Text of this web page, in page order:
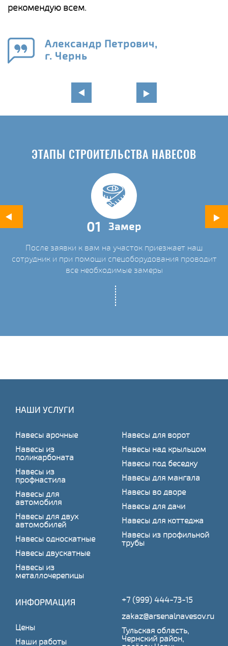
рекомендую всем.
Александр Петрович,
г. Чернь
ЭТАПЫ СТРОИТЕЛЬСТВА НАВЕСОВ
01 Замер
После заявки к вам на участок приезжает наш
сотрудник и при помощи спецоборудования проводит
все необходимые замеры
НАШИ УСЛУГИ
Навесы арочные
Навесы из
поликарбоната
Навесы из
профнастила
Навесы для
автомобиля
Навесы для двух
автомобилей
Навесы односкатные
Навесы двускатные
Навесы из
металлочерепицы
Навесы для ворот
Навесы над крыльцом
Навесы под беседку
Навесы для мангала
Навесы во дворе
Навесы для дачи
Навесы для коттеджа
Навесы из профильной
трубы
ИНФОРМАЦИЯ
Цены
Наши работы
+7 (999) 444-73-15
zakaz@arsenalnavesov.ru
Тульская область,
Чернский район,